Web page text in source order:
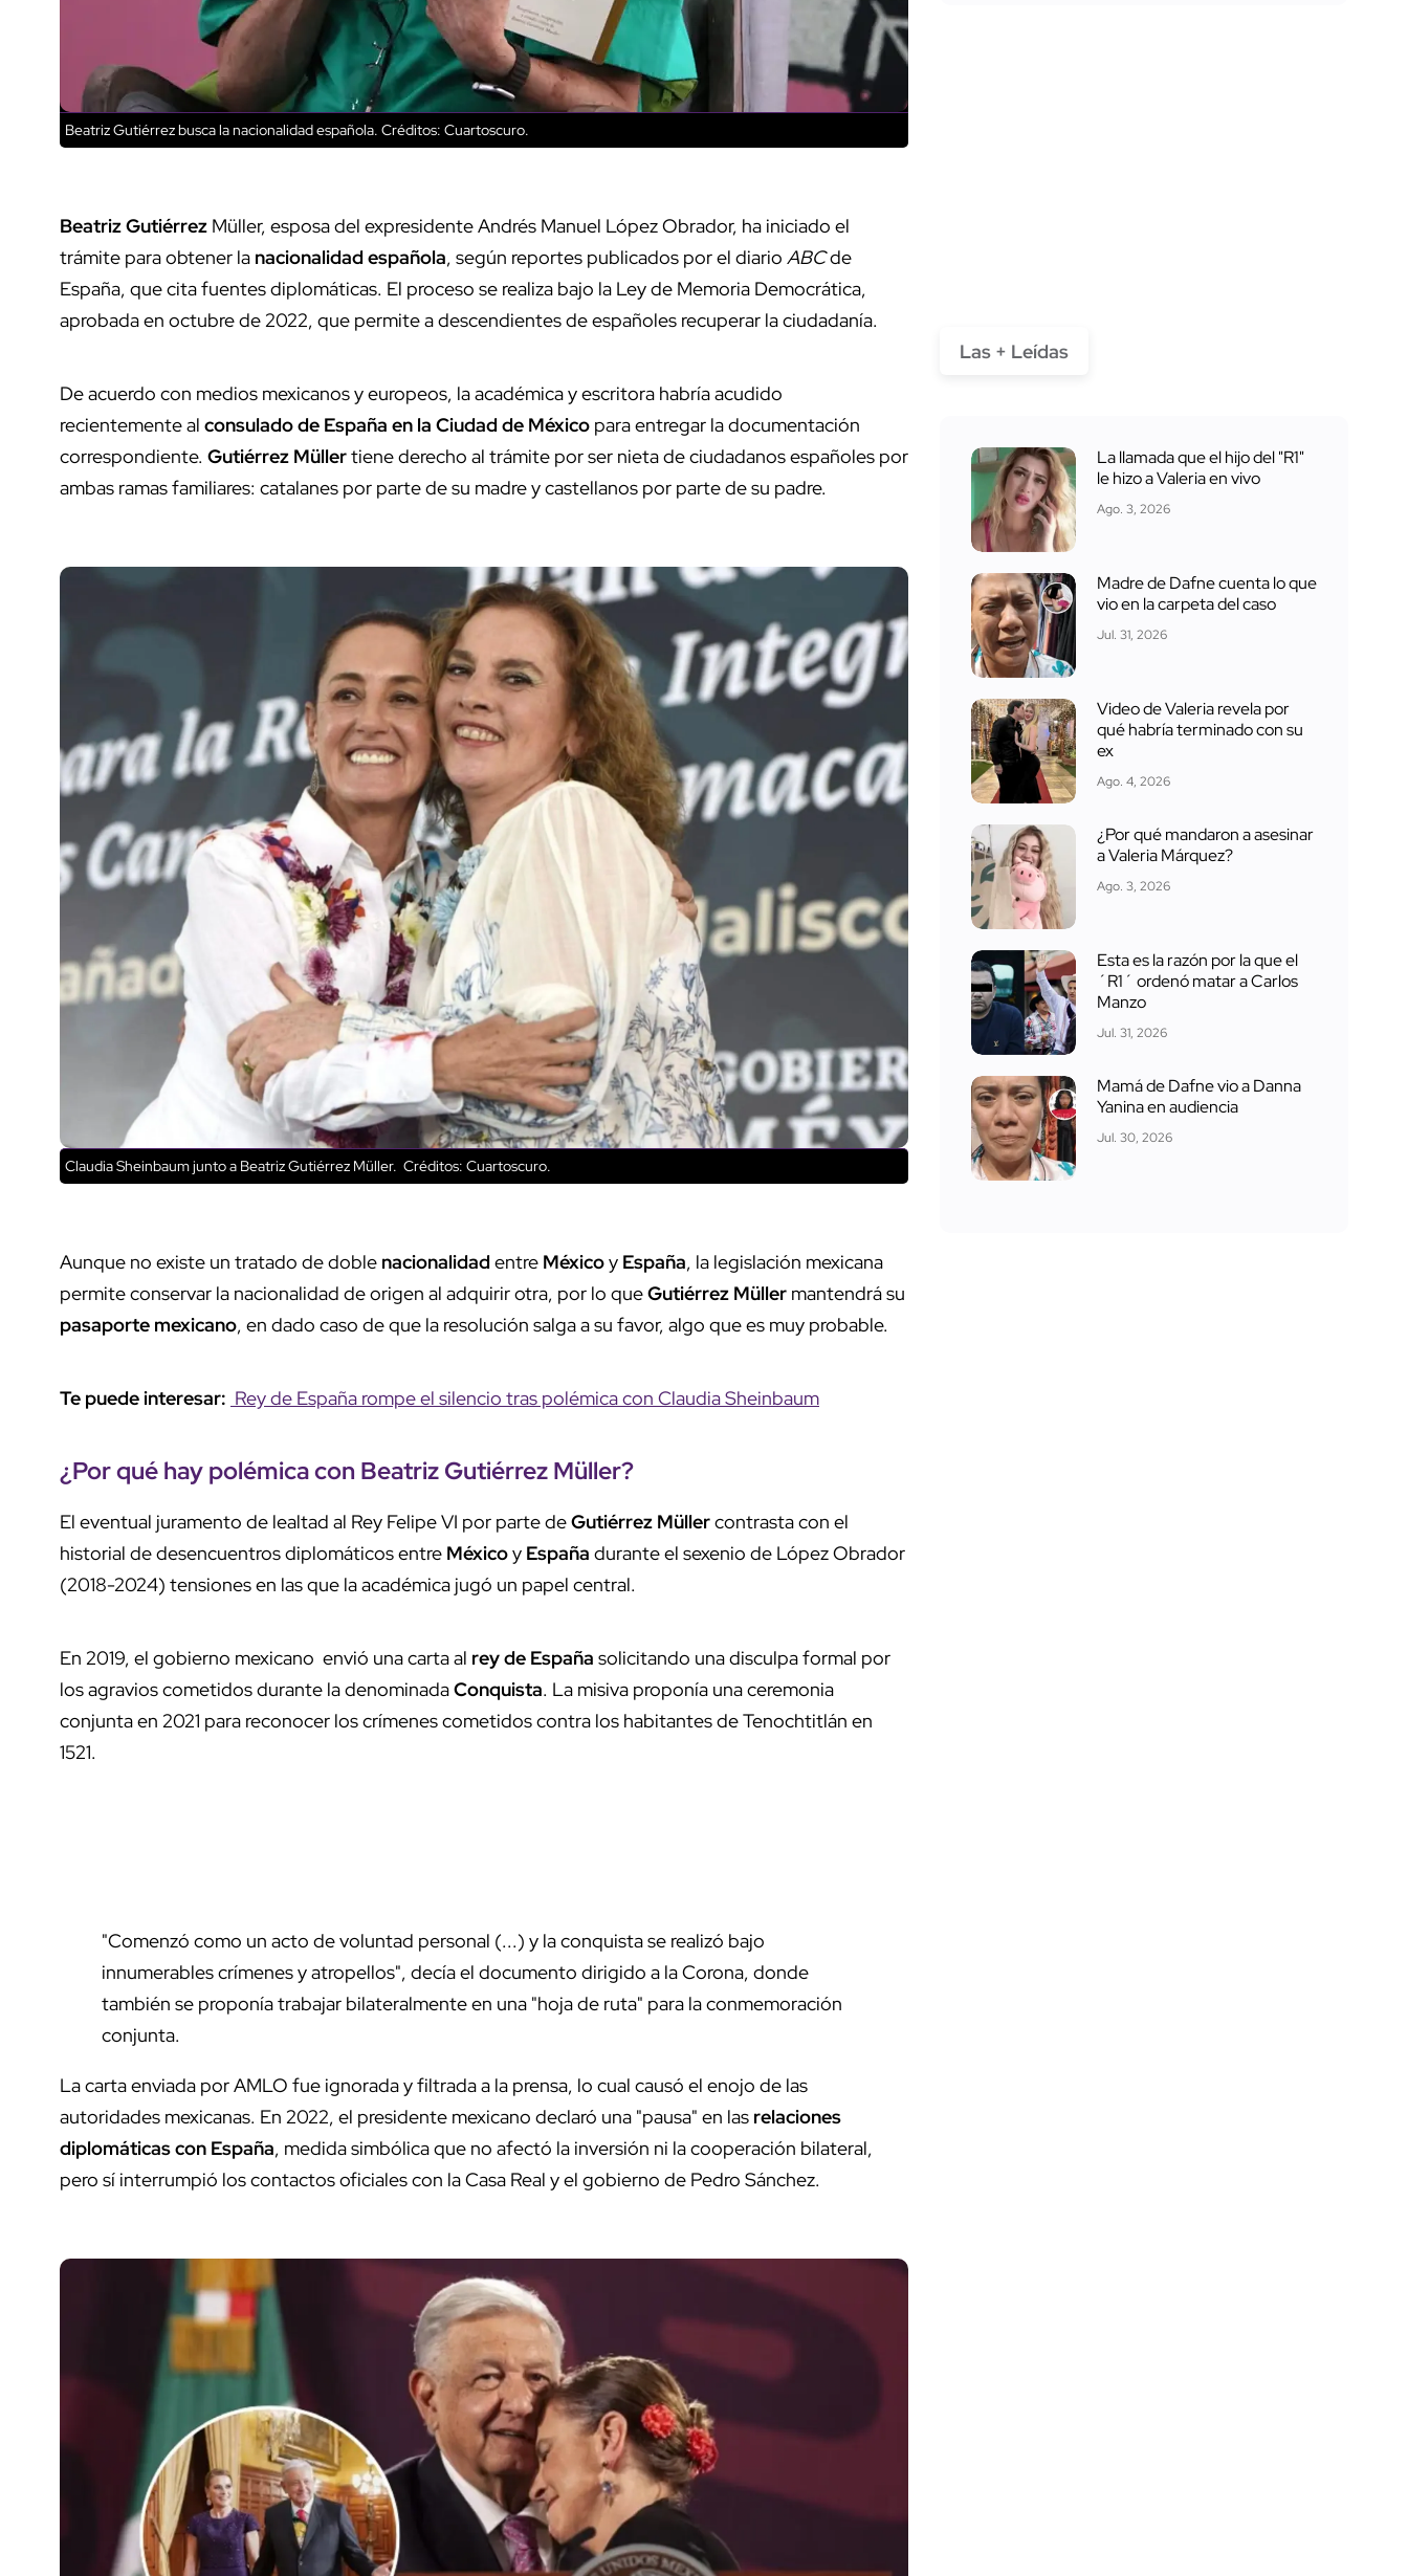
Beatriz Gutiérrez busca la nacionalidad española. Créditos: Cuartoscuro.
BeatrizGutiérrez Müller, esposa del expresidente Andrés Manuel López Obrador, ha iniciado el
trámite para obtener la nacionalidadespañola, según reportes publicados por el diario ABCde
España, que cita fuentes diplomáticas. El proceso se realiza bajo la Ley de Memoria Democrática,
aprobada en octubre de 2022, que permite a descendientes de españoles recuperar la ciudadanía.
De acuerdo con medios mexicanos y europeos, la académica y escritora habría acudido
recientemente al consuladode España en la Ciudad de México para entregar la documentación
correspondiente. Gutiérrez Müllertiene derecho al trámite por ser nieta de ciudadanos españoles por
ambas ramas familiares: catalanes por parte de su madre y castellanos por parte de su padre.
Claudia Sheinbaum junto a Beatriz Gutiérrez Müller. Créditos: Cuartoscuro.
Aunque no existe un tratado de doble nacionalidadentre Méxicoy España, la legislación mexicana
permite conservar la nacionalidad de origen al adquirir otra, por lo queGutiérrez Müller mantendrá su
pasaporte mexicano, en dado caso de que la resolución salga a su favor, algo que es muy probable.
Te puede interesar: Rey de España rompe el silencio tras polémica con Claudia Sheinbaum
¿Por qué haypolémicacon BeatrizGutiérrezMüller?
El eventual juramento de lealtad al Rey Felipe VI por parte deGutiérrez Müllercontrasta con el
historial de desencuentros diplomáticos entre Méxicoy España durante el sexenio de López Obrador
(2018-2024) tensiones en las que la académica jugó un papel central.
En 2019, el gobierno mexicano envió una carta al rey de España solicitando una disculpa formal por
los agravios cometidos durante la denominadaConquista. La misiva proponía una ceremonia
conjunta en 2021 para reconocer los crímenes cometidos contra los habitantes de Tenochtitlán en
1521.
"Comenzó como un acto de voluntad personal (...) y la conquista se realizó bajo
innumerables crímenes y atropellos", decía el documento dirigido a la Corona, donde
también se proponía trabajar bilateralmente en una "hoja de ruta" para la conmemoración
conjunta.
La carta enviada por AMLO fue ignorada y filtrada a la prensa, lo cual causó el enojo de las
autoridades mexicanas. En 2022, el presidente mexicano declaró una "pausa" en las relaciones
diplomáticas con España, medida simbólica que no afectó la inversión ni la cooperación bilateral,
pero sí interrumpió los contactos oficiales con la Casa Real y el gobierno de Pedro Sánchez.
Las + Leídas
La llamada que el hijo del "R1"
le hizo a Valeria en vivo
Ago. 3, 2026
Madre de Dafne cuenta lo que
vio en la carpeta del caso
Jul. 31, 2026
Video de Valeria revela por
qué habría terminado con su
ex
Ago. 4, 2026
¿Por qué mandaron a asesinar
a Valeria Márquez?
Ago. 3, 2026
Esta es la razón por la que el
´R1´ ordenó matar a Carlos
Manzo
Jul. 31, 2026
Mamá de Dafne vio a Danna
Yanina en audiencia
Jul. 30, 2026